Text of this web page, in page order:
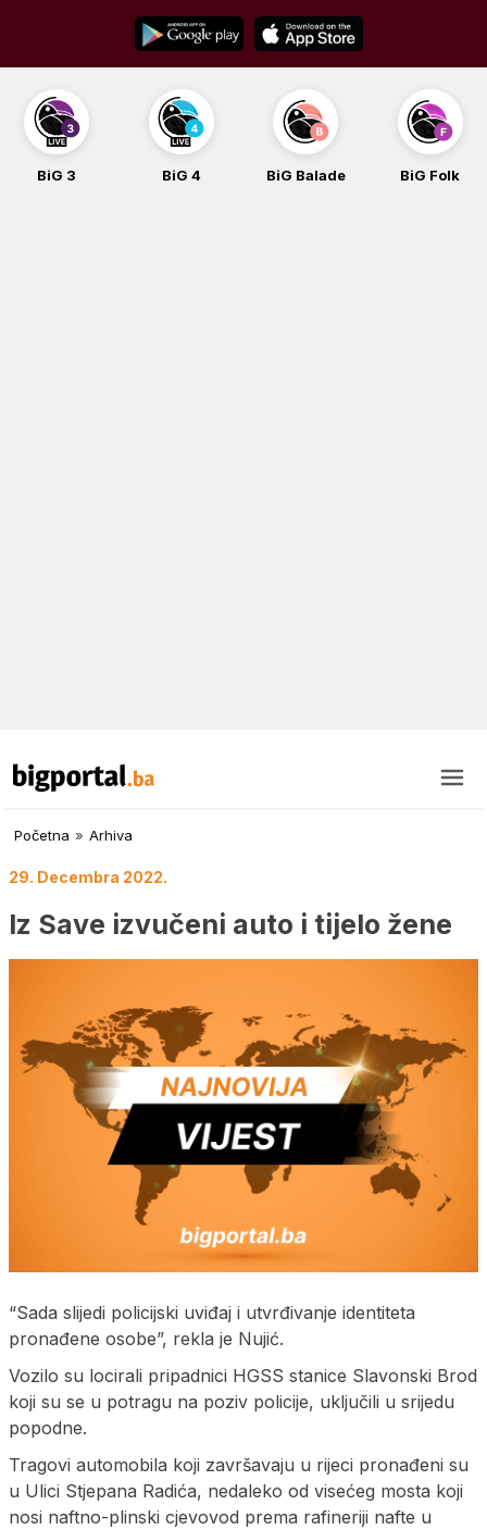
content
BiG 3 BiG 4 BiG Balade BiG Folk
Početna » Arhiva
29. Decembra 2022.
Iz Save izvučeni auto i tijelo žene
“Sada slijedi policijski uviđaj i utvrđivanje identiteta
pronađene osobe”, rekla je Nujić.
Vozilo su locirali pripadnici HGSS stanice Slavonski Brod
koji su se u potragu na poziv policije, uključili u srijedu
popodne.
Tragovi automobila koji završavaju u rijeci pronađeni su
u Ulici Stjepana Radića, nedaleko od visećeg mosta koji
nosi naftno-plinski cjevovod prema rafineriji nafte u